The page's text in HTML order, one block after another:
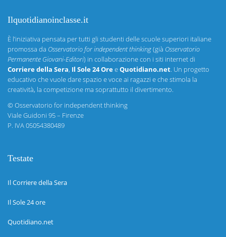
Ilquotidianoinclasse.it
È l’iniziativa pensata per tutti gli studenti delle scuole superiori italiane
promossa da Osservatorio for independent thinking(già Osservatorio
Permanente Giovani-Editori) in collaborazione con i siti internet di
Corriere della Sera, Il Sole 24 OreeQuotidiano.net. Un progetto
educativo che vuole dare spazio e voce ai ragazzi e che stimola la
creatività, la competizione ma soprattutto il divertimento.
©Osservatorio for independent thinking
Viale Guidoni 95 – Firenze
P. IVA 05054380489
Testate
Il Corriere della Sera
Il Sole 24 ore
Quotidiano.net